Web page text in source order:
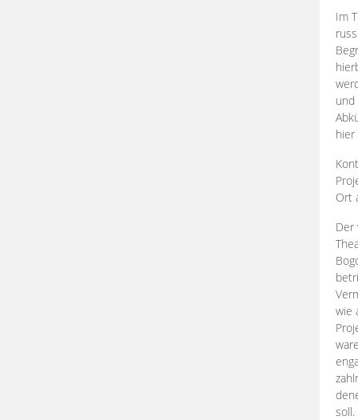
Im
und
Ort
Der
wie
zahlr
soll.